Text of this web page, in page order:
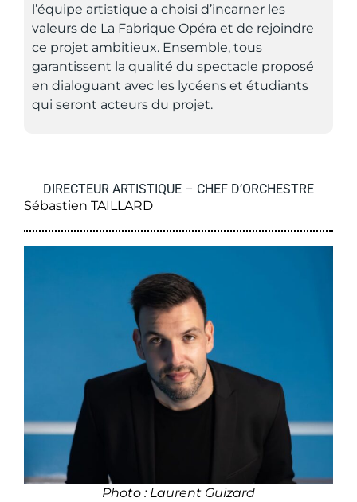
l’équipe artistique a choisi d’incarner les
valeurs de La Fabrique Opéra et de rejoindre
ce projet ambitieux. Ensemble, tous
garantissent la qualité du spectacle proposé
en dialoguant avec les lycéens et étudiants
qui seront acteurs du projet.
DIRECTEUR ARTISTIQUE – CHEF D’ORCHESTRE
Sébastien TAILLARD
Photo : Laurent Guizard